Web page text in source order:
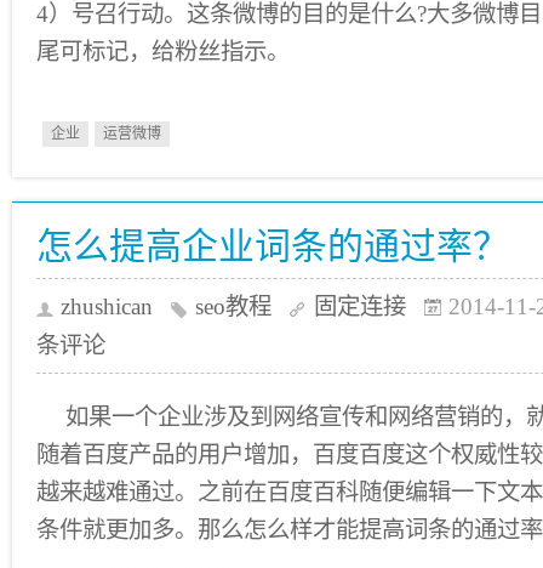
4）号召行动。这条微博的目的是什么?大多微博
尾可标记，给粉丝指示。
企业 运营微博
怎么提高企业词条的通过率？
zhushican seo教程 固定连接
2014-11-
条评论
如果一个企业涉及到网络宣传和网络营销的，
随着百度产品的用户增加，百度百度这个权威性
越来越难通过。之前在百度百科随便编辑一下文
条件就更加多。那么怎么样才能提高词条的通过